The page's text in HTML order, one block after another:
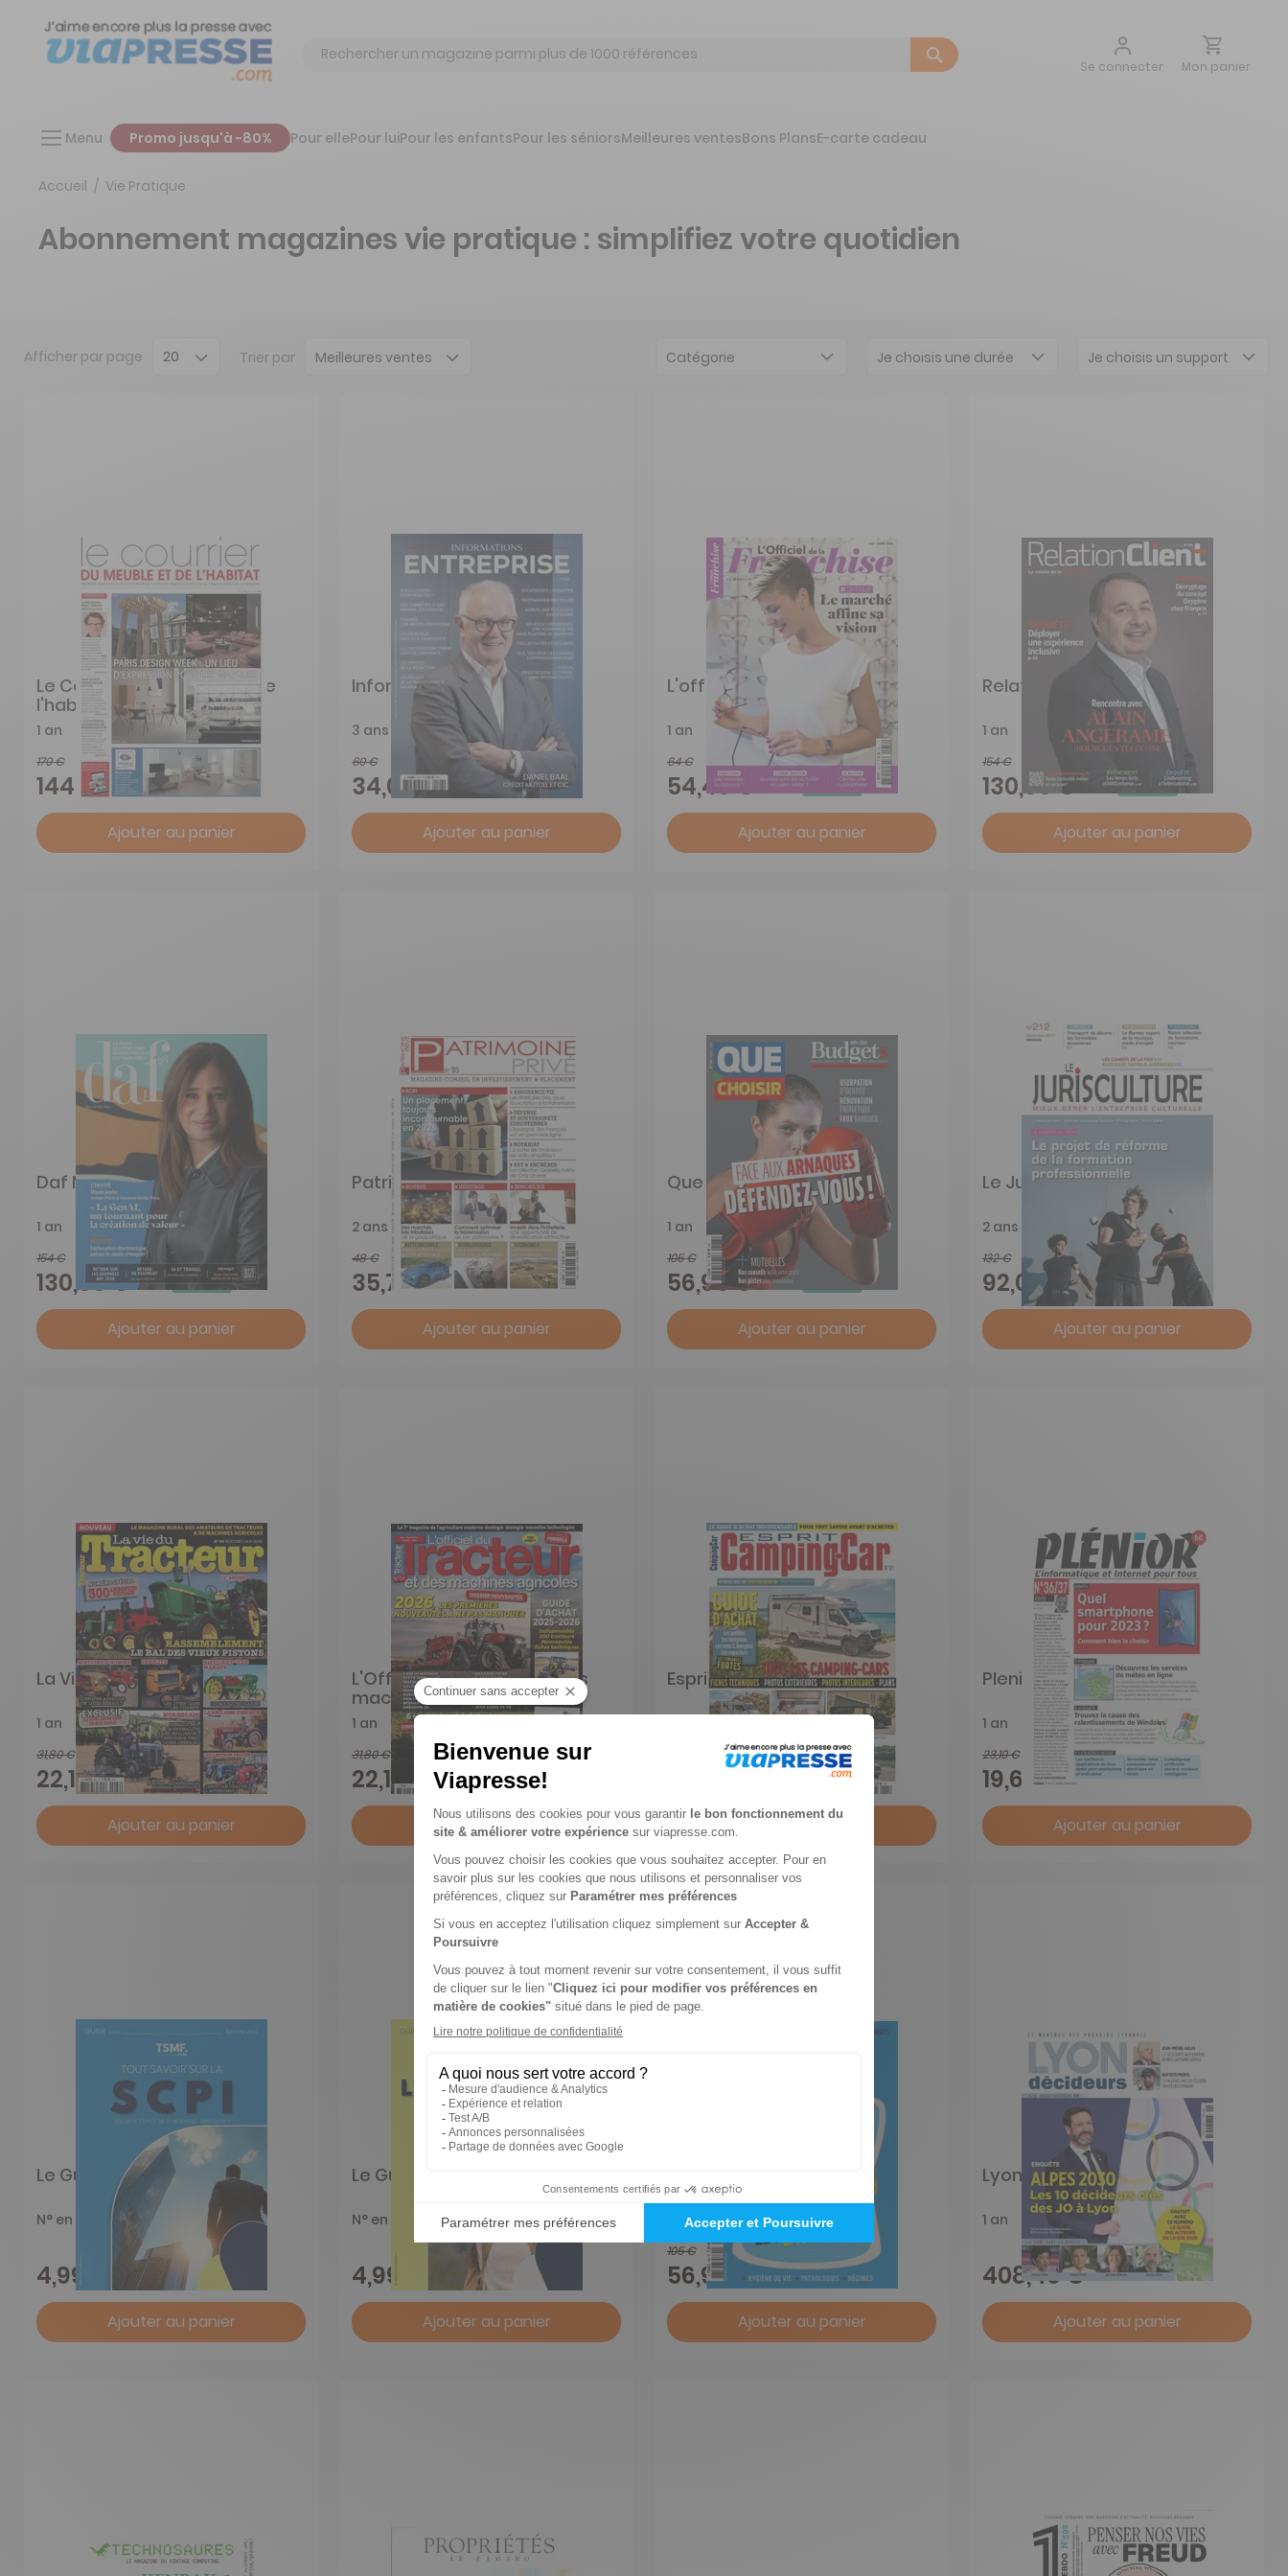
Chercher
Se connecter
Aller
Mon panier
Menu Promo jusqu'à -80% Pour ellePour luiPour les enfantsPour les séniorsMeilleures ventesBons PlansE-carte cadeau
Accueil Vie Pratique
Abonnement magazines vie pratique : simplifiez votre quotidien
Catégorie Je choisis une durée Je choisis un support
Afficher par page Trier par
Le Courrier du meuble et de
l'habitat
1 an
170 €
144,50 € -15%
Ajouter au panier
Informations Entreprise
3 ans
60 €
34,00 € -43%
Ajouter au panier
L'officiel de la franchise
1 an
64 €
54,40 € -15%
Ajouter au panier
Relation Client Magazine
1 an
154 €
130,90 € -15%
Ajouter au panier
Daf Magazine
1 an
154 €
130,90 € -15%
Ajouter au panier
Patrimoine Privé
2 ans
48 €
35,70 € -26%
Ajouter au panier
Que Choisir Argent
1 an
105 €
56,95 €
Ajouter au panier
Le Jurisculture
2 ans
132 €
92,00 € -30%
Ajouter au panier
La Vie du tracteur
1 an
31,80 €
22,10 € -31%
Ajouter au panier
L'Officiel du tracteur et des
machines agricoles
1 an
31,80 €
22,10 €
Ajouter au panier
Esprit Camping Car
16,15 € -49%
Ajouter au panier
Plenior
1 an
23,10 €
19,64 € -15%
Ajouter au panier
Le Guide de la SCPI 2023
N° en cours
4,99 €
Ajouter au panier
Le Guide Assurance Vie 2023
N° en cours
4,99 €
Ajouter au panier
1 an
105 €
56,95 € -46%
Ajouter au panier
Lyon décideurs
1 an
408,40 €
Ajouter au panier